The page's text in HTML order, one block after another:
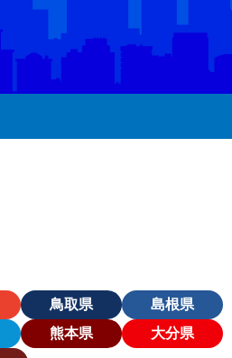
鳥取県
島根県
熊本県
大分県